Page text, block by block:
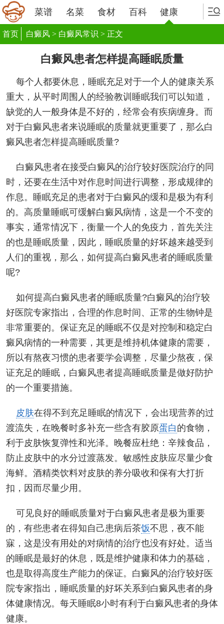
菜谱 名菜 食材 百科 健康
首页 白癜风 > 白癜风常识 > 正文
白癜风患者怎样提高睡眠质量
每个人都要休息，睡眠充足对于一个人的健康关系
重大，从平时周围人的经验教训睡眠我们可以知道，
缺觉的人一般身体是不好的，经常会有疾病缠身。而
对于白癜风患者来说睡眠的质量就更重要了，那么白
癜风患者怎样提高睡眠质量?
白癜风患者在接受白癜风的治疗较好医院治疗的同
时，还要在生活中对作息时间进行调整，形成规律的
作息。睡眠充足的患者对于白癜风的缓和是极为有利
的。高质量睡眠可缓解白癜风病情，这是一个不变的
事实，通常情况下，衡量一个人的免疫力，首先关注
的也是睡眠质量，因此，睡眠质量的好坏越来越受到
人们的重视，那么，如何提高白癜风患者的睡眠质量
呢?
如何提高白癜风患者的睡眠质量?白癜风的治疗较
好医院专家指出，合理的作息时间、正常的生物钟是
非常重要的。保证充足的睡眠不仅是对控制和稳定白
癜风病情的一种需要，其更是维持机体健康的需要，
所以有熬夜习惯的患者要学会调整，尽量少熬夜，保
证充足的睡眠，白癜风患者提高睡眠质量是做好防护
的一个重要措施。
皮肤在得不到充足睡眠的情况下，会出现营养的过
渡流失，在晚餐时多补充一些含有胶原蛋白 的食物，
利于皮肤恢复弹性和光泽。晚餐应杜绝：辛辣食品，
防止皮肤中的水分过渡蒸发。敏感性皮肤应尽量少食
海鲜。酒精类饮料对皮肤的养分吸收和保有大打折
扣，因而尽量少用。
可见良好的睡眠质量对于白癜风患者是极为重要
的，有些患者在得知自己患病后茶饭不思，夜不能
寐，这是没有用处的对病情的治疗也没有好处。适当
的睡眠是最好的休息，既是维护健康和体力的基础，
也是取得高度生产能力的保证。白癜风的治疗较好医
院专家指出，睡眠质量的好坏关系到白癜风患者的身
体健康情况。每天睡眠8小时有利于白癜风患者的身体
健康。